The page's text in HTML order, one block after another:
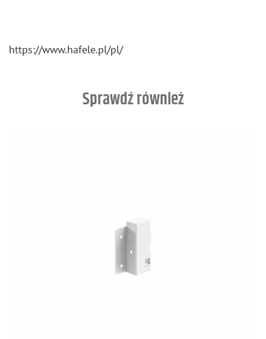
https://​www.​hafele.​pl/​pl/
Sprawdź również